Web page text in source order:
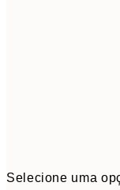
Selecione uma